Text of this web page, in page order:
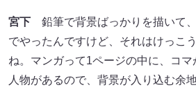
宮下 鉛筆で背景ばっかりを描いて
でやったんですけど、それはけっこ
ね。マンガって1ページの中に、コマ
人物があるので、背景が入り込む余